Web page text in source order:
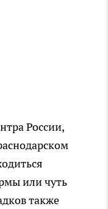
России,
или чуть
также